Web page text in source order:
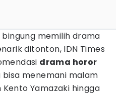
memilih drama
ditonton, IDN Times
drama horor
bisa menemani malam
Yamazaki hingga